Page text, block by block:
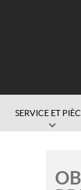
SERVICE ET